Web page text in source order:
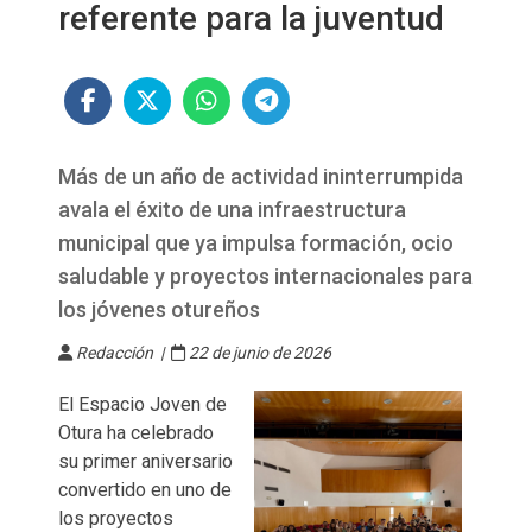
referente para la juventud
Más de un año de actividad ininterrumpida
avala el éxito de una infraestructura
municipal que ya impulsa formación, ocio
saludable y proyectos internacionales para
los jóvenes otureños
Redacción | 22 de junio de 2026
El Espacio Joven de
Otura ha celebrado
su primer aniversario
convertido en uno de
los proyectos